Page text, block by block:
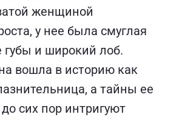
женщиной
у нее была смуглая
губы и широкий лоб.
вошла в историю как
а тайны ее
сих пор интригуют